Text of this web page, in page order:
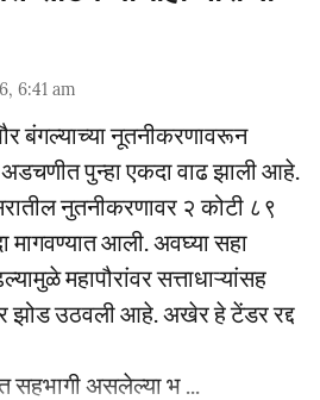
6:41 am
बंगल्याच्या नूतनीकरणावरून
अडचणीत पुन्हा एकदा वाढ झाली आहे.
नुतनीकरणावर २ कोटी ८९
मागवण्यात आली. अवघ्या सहा
महापौरांवर सत्ताधाऱ्यांसह
झोड उठवली आहे. अखेर हे टेंडर रद्द
सहभागी असलेल्या भ ...